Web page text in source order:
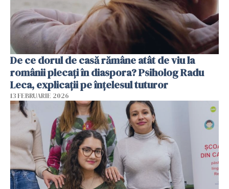
De ce dorul de casă rămâne atât de viu la
românii plecați în diaspora? Psiholog Radu
Leca, explicații pe înțelesul tuturor
13 FEBRUARIE 2026